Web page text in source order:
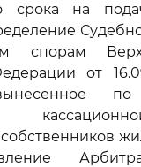
срока на
спорам
от
по